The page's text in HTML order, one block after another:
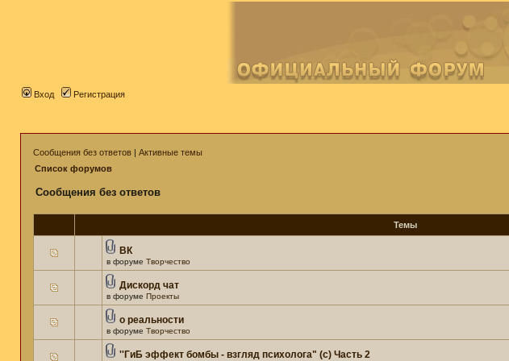
Вход Регистрация
Сообщения без ответов | Активные темы
Список форумов
Сообщения без ответов
Темы
ВК
в форуме Творчество
Дискорд чат
в форуме Проекты
о реальности
в форуме Творчество
''ГиБ эффект бомбы - взгляд психолога" (c) Часть 2